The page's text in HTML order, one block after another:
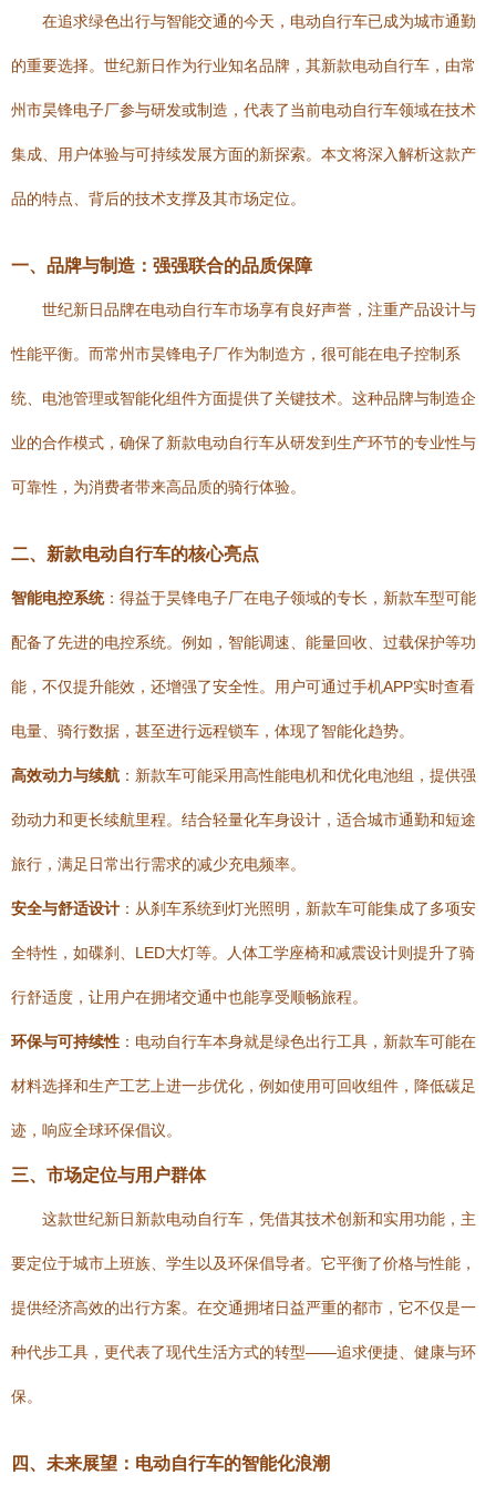
在追求绿色出行与智能交通的今天，电动自行车已成为城市通勤
的重要选择。世纪新日作为行业知名品牌，其新款电动自行车，由常
州市昊锋电子厂参与研发或制造，代表了当前电动自行车领域在技术
集成、用户体验与可持续发展方面的新探索。本文将深入解析这款产
品的特点、背后的技术支撑及其市场定位。
一、品牌与制造：强强联合的品质保障
世纪新日品牌在电动自行车市场享有良好声誉，注重产品设计与
性能平衡。而常州市昊锋电子厂作为制造方，很可能在电子控制系
统、电池管理或智能化组件方面提供了关键技术。这种品牌与制造企
业的合作模式，确保了新款电动自行车从研发到生产环节的专业性与
可靠性，为消费者带来高品质的骑行体验。
二、新款电动自行车的核心亮点
智能电控系统：得益于昊锋电子厂在电子领域的专长，新款车型可能
配备了先进的电控系统。例如，智能调速、能量回收、过载保护等功
能，不仅提升能效，还增强了安全性。用户可通过手机APP实时查看
电量、骑行数据，甚至进行远程锁车，体现了智能化趋势。
高效动力与续航 ：新款车可能采用高性能电机和优化电池组，提供强
劲动力和更长续航里程。结合轻量化车身设计，适合城市通勤和短途
旅行，满足日常出行需求的减少充电频率。
安全与舒适设计 ：从刹车系统到灯光照明，新款车可能集成了多项安
全特性，如碟刹、LED大灯等。人体工学座椅和减震设计则提升了骑
行舒适度，让用户在拥堵交通中也能享受顺畅旅程。
环保与可持续性 ：电动自行车本身就是绿色出行工具，新款车可能在
材料选择和生产工艺上进一步优化，例如使用可回收组件，降低碳足
迹，响应全球环保倡议。
三、市场定位与用户群体
这款世纪新日新款电动自行车，凭借其技术创新和实用功能，主
要定位于城市上班族、学生以及环保倡导者。它平衡了价格与性能，
提供经济高效的出行方案。在交通拥堵日益严重的都市，它不仅是一
种代步工具，更代表了现代生活方式的转型——追求便捷、健康与环
保。
四、未来展望：电动自行车的智能化浪潮